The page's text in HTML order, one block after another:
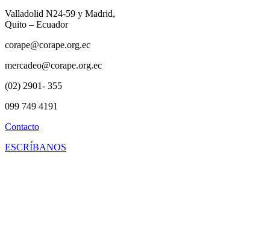
Valladolid N24-59 y Madrid,
Quito – Ecuador
corape@corape.org.ec
mercadeo@corape.org.ec
(02) 2901- 355
099 749 4191
Contacto
ESCRÍBANOS